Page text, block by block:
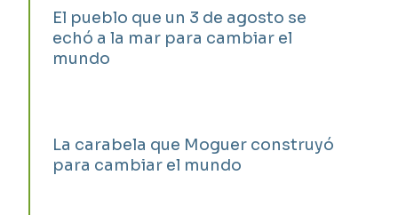
El pueblo que un 3 de agosto se
echó a la mar para cambiar el
mundo
La carabela que Moguer construyó
para cambiar el mundo